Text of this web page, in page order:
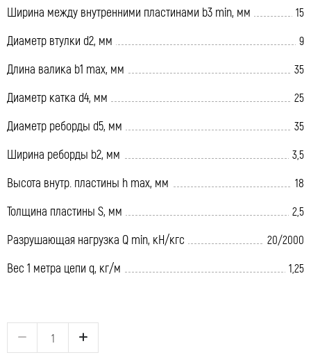
Ширина между внутренними пластинами b3 min, мм 15
Диаметр втулки d2, мм 9
Длина валика b1 max, мм 35
Диаметр катка d4, мм 25
Диаметр реборды d5, мм 35
Ширина реборды b2, мм 3,5
Высота внутр. пластины h max, мм 18
Толщина пластины S, мм 2,5
Разрушающая нагрузка Q min, кН/кгс 20/2000
Вес 1 метра цепи q, кг/м 1,25